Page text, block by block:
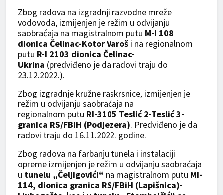
Zbog radova na izgradnji razvodne mreže
vodovoda, izmijenjen je režim u odvijanju
saobraćaja na magistralnom putu M-I 108
dionica Čelinac-Kotor Varoš i na regionalnom
putu R-I 2103 dionica Čelinac-
Ukrina (predviđeno je da radovi traju do
23.12.2022.).
Zbog izgradnje kružne raskrsnice, izmijenjen je
režim u odvijanju saobraćaja na
regionalnom putu RI-3105 Teslić 2-Teslić 3-
granica RS/FBiH (Podjezera). Predviđeno je da
radovi traju do 16.11.2022. godine.
Zbog radova na farbanju tunela i instalaciji
opreme izmijenjen je režim u odvijanju saobraćaja
u tunelu „Čeljigovići“ na magistralnom putu MI-
114, dionica granica RS/FBiH (Lapišnica)-